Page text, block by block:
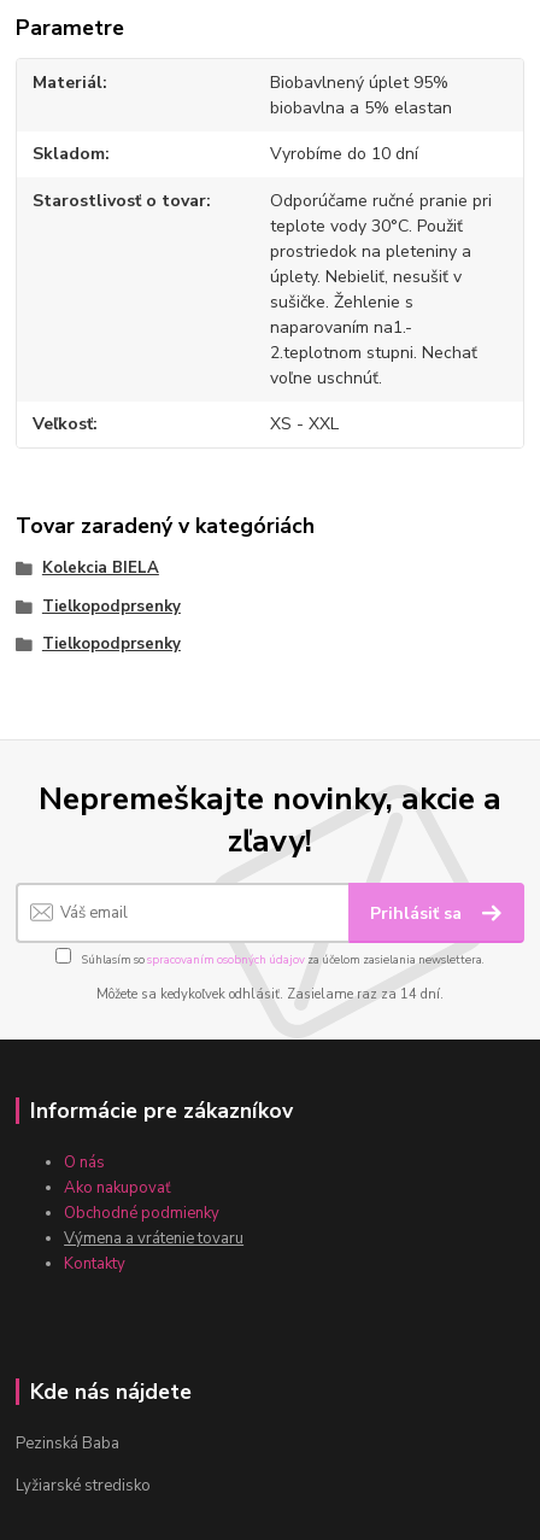
Parametre
Materiál
Biobavlnený úplet 95%
biobavlna a 5% elastan
Skladom Vyrobíme do 10 dní
Starostlivosť o tovar
Odporúčame ručné pranie pri
teplote vody 30°C. Použiť
prostriedok na pleteniny a
úplety. Nebieliť, nesušiť v
sušičke. Žehlenie s
naparovaním na1.-
2.teplotnom stupni. Nechať
voľne uschnúť.
Veľkosť XS - XXL
Tovar zaradený v kategóriách
Kolekcia BIELA
Tielkopodprsenky
Tielkopodprsenky
Nepremeškajte novinky, akcie a
zľavy!
Prihlásiť sa
Súhlasím sospracovaním osobných údajov za účelom zasielania newslettera.
Môžete sa kedykoľvek odhlásiť. Zasielame raz za 14 dní.
Informácie pre zákazníkov
O nás
Ako nakupovať
Obchodné podmienky
Výmena a vrátenie tovaru
Kontakty
Kde nás nájdete
Pezinská Baba
Lyžiarské stredisko